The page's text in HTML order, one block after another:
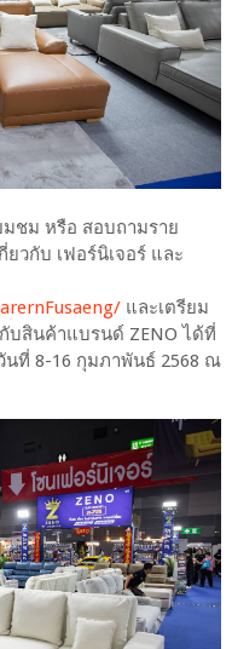
มชม หรือ สอบถามราย
วกับ เฟอร์นิเจอร์ และ
และเตรียม
สินค้าแบรนด์ ZENO ได้ที่
นที่ 8-16 กุมภาพันธ์ 2568 ณ